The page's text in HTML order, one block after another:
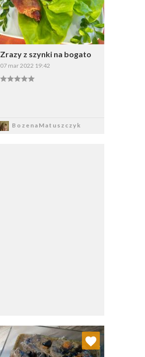
Zrazy z szynki na bogato
07 mar 2022 19:42
BozenaMatuszczyk
Dodaj do ulubionych